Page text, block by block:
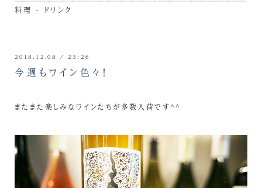
料理 - ドリンク
2018.12.08 / 23:26
今週もワイン色々！
またまた楽しみなワインたちが多数入荷です^^